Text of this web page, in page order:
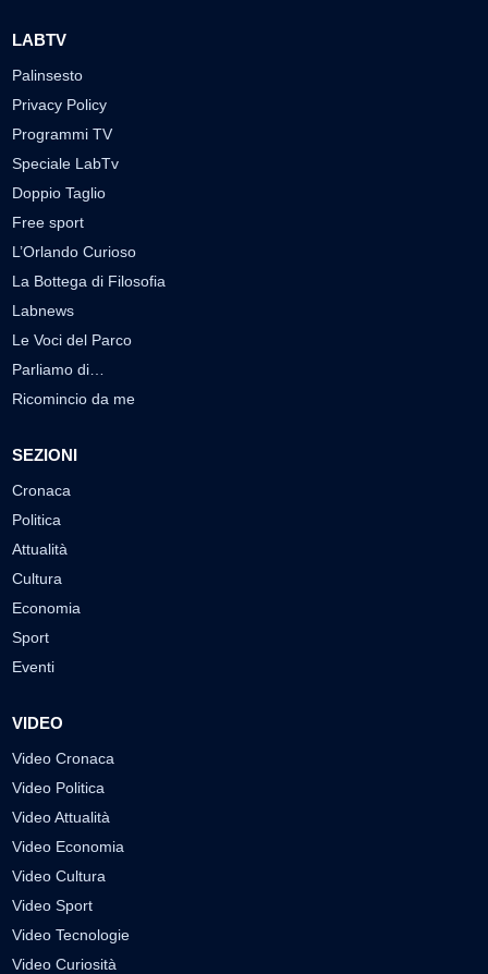
LABTV
Palinsesto
Privacy Policy
Programmi TV
Speciale LabTv
Doppio Taglio
Free sport
L’Orlando Curioso
La Bottega di Filosofia
Labnews
Le Voci del Parco
Parliamo di…
Ricomincio da me
SEZIONI
Cronaca
Politica
Attualità
Cultura
Economia
Sport
Eventi
VIDEO
Video Cronaca
Video Politica
Video Attualità
Video Economia
Video Cultura
Video Sport
Video Tecnologie
Video Curiosità